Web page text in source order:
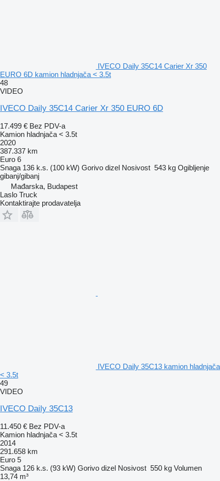
IVECO Daily 35C14 Carier Xr 350
EURO 6D kamion hladnjača < 3.5t
48
VIDEO
IVECO Daily 35C14 Carier Xr 350 EURO 6D
17.499 € Bez PDV-a
Kamion hladnjača < 3.5t
2020
387.337 km
Euro 6
Snaga 136 k.s. (100 kW) Gorivo dizel Nosivost 543 kg Ogibljenje
gibanj/gibanj
Mađarska, Budapest
Laslo Truck
Kontaktirajte prodavatelja
IVECO Daily 35C13 kamion hladnjača
< 3.5t
49
VIDEO
IVECO Daily 35C13
11.450 € Bez PDV-a
Kamion hladnjača < 3.5t
2014
291.658 km
Euro 5
Snaga 126 k.s. (93 kW) Gorivo dizel Nosivost 550 kg Volumen
13,74 m³